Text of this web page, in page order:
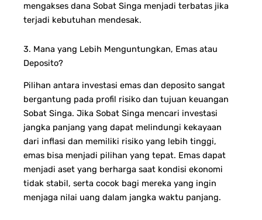
mengakses dana Sobat Singa menjadi terbatas jika
terjadi kebutuhan mendesak.
3. Mana yang Lebih Menguntungkan, Emas atau
Deposito?
Pilihan antara investasi emas dan deposito sangat
bergantung pada profil risiko dan tujuan keuangan
Sobat Singa. Jika Sobat Singa mencari investasi
jangka panjang yang dapat melindungi kekayaan
dari inflasi dan memiliki risiko yang lebih tinggi,
emas bisa menjadi pilihan yang tepat. Emas dapat
menjadi aset yang berharga saat kondisi ekonomi
tidak stabil, serta cocok bagi mereka yang ingin
menjaga nilai uang dalam jangka waktu panjang.